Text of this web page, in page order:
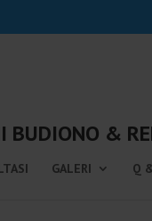
BUDIONO &
GALERI Q